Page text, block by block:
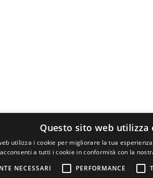
Questo sito web utilizza
utilizza i cookie per migliorare la tua
a tutti i cookie in conformità con la
NECESSARI
PERFORMANCE